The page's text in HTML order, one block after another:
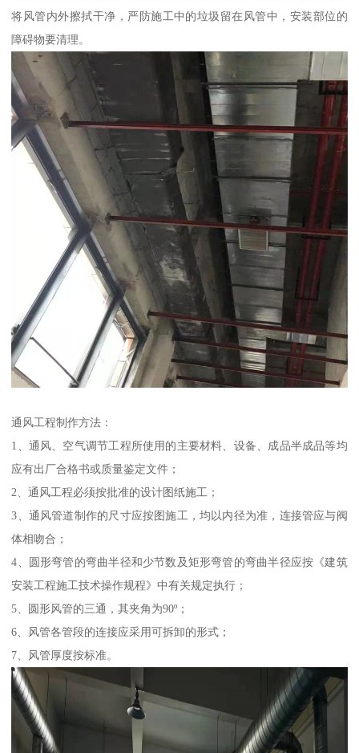
将风管内外擦拭干净，严防施工中的垃圾留在风管中，安装部位的
障碍物要清理。
通风工程制作方法：
1、通风、空气调节工程所使用的主要材料、设备、成品半成品等均
应有出厂合格书或质量鉴定文件；
2、通风工程必须按批准的设计图纸施工；
3、通风管道制作的尺寸应按图施工，均以内径为准，连接管应与阀
体相吻合；
4、圆形弯管的弯曲半径和少节数及矩形弯管的弯曲半径应按《建筑
安装工程施工技术操作规程》中有关规定执行；
5、圆形风管的三通，其夹角为90º；
6、风管各管段的连接应采用可拆卸的形式；
7、风管厚度按标准。